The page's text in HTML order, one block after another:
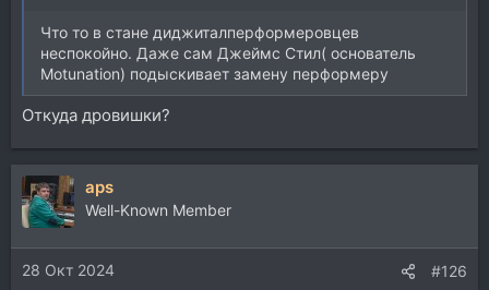
Что то в стане диджиталперформеровцев
неспокойно. Даже сам Джеймс Стил( основатель
Motunation) подыскивает замену перформеру
Откуда дровишки?
aps
Well-Known Member
28 Окт 2024 #126